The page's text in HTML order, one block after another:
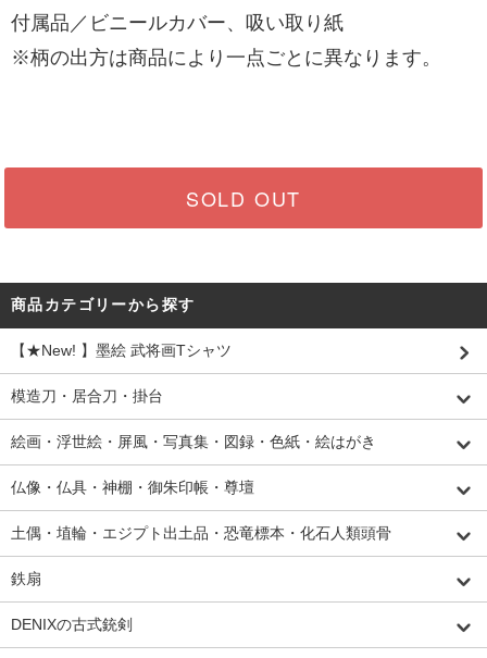
付属品／ビニールカバー、吸い取り紙
※柄の出方は商品により一点ごとに異なります。
SOLD OUT
商品カテゴリーから探す
【★New! 】墨絵 武将画Tシャツ
模造刀・居合刀・掛台
絵画・浮世絵・屏風・写真集・図録・色紙・絵はがき
仏像・仏具・神棚・御朱印帳・尊壇
土偶・埴輪・エジプト出土品・恐竜標本・化石人類頭骨
鉄扇
DENIXの古式銃剣